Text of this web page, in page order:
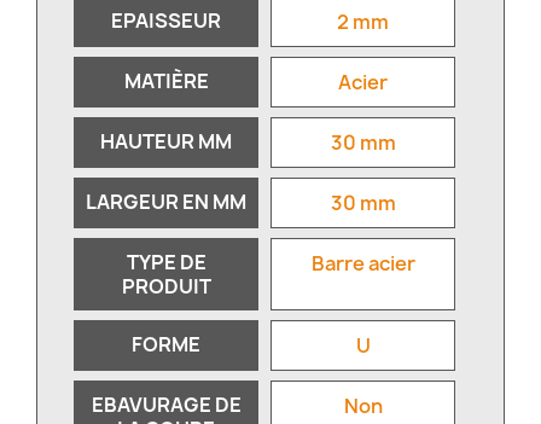
EPAISSEUR 2 mm
MATIÈRE Acier
HAUTEUR MM 30 mm
LARGEUR EN MM 30 mm
TYPE DE
PRODUIT
Barre acier
FORME U
EBAVURAGE DE
Non